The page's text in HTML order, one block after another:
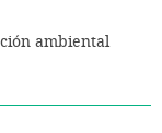
ambiental